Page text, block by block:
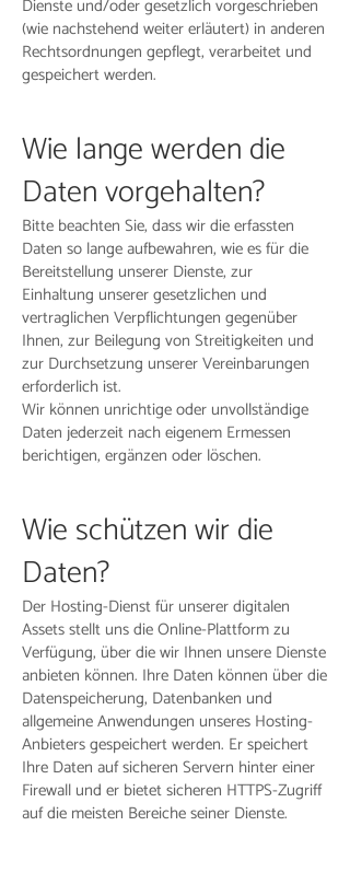
Dienste und/oder gesetzlich vorgeschrieben
(wie nachstehend weiter erläutert) in anderen
Rechtsordnungen gepflegt, verarbeitet und
gespeichert werden.
Wie lange werden die
Daten vorgehalten?
Bitte beachten Sie, dass wir die erfassten
Daten so lange aufbewahren, wie es für die
Bereitstellung unserer Dienste, zur
Einhaltung unserer gesetzlichen und
vertraglichen Verpflichtungen gegenüber
Ihnen, zur Beilegung von Streitigkeiten und
zur Durchsetzung unserer Vereinbarungen
erforderlich ist.
Wir können unrichtige oder unvollständige
Daten jederzeit nach eigenem Ermessen
berichtigen, ergänzen oder löschen.
Wie schützen wir die
Daten?
Der Hosting-Dienst für unserer digitalen
Assets stellt uns die Online-Plattform zu
Verfügung, über die wir Ihnen unsere Dienste
anbieten können. Ihre Daten können über die
Datenspeicherung, Datenbanken und
allgemeine Anwendungen unseres Hosting-
Anbieters gespeichert werden. Er speichert
Ihre Daten auf sicheren Servern hinter einer
Firewall und er bietet sicheren HTTPS-Zugriff
auf die meisten Bereiche seiner Dienste.